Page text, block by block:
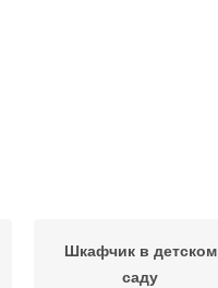
Шкафчик в детском
саду